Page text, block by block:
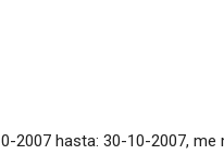
2007 hasta: 30-10-2007,